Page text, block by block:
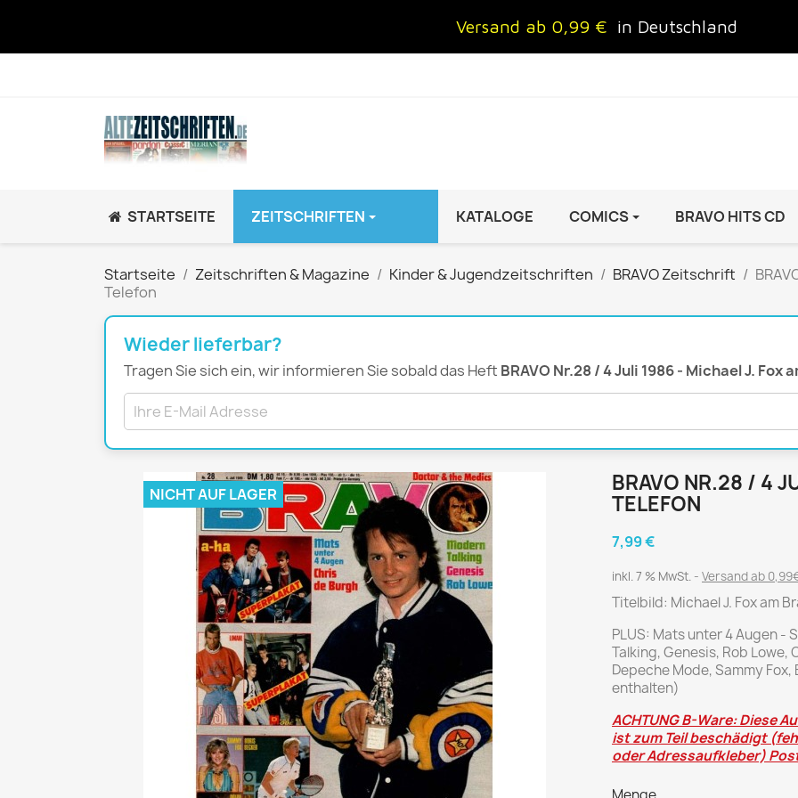
Versand ab 0,99 € in Deutschland
STARTSEITE ZEITSCHRIFTEN
JUGEND / KIND
BRAVO HipHop Special
hey!
POP Rocky
Yam!
FRAUEN
Cosmopolitan
InStyle
Shape
AUTO & MOTOR
auto motor sport Archiv
Broschüren
Gute Fahrt
Klassik Motorrad
MO Zeitschrift
Motor Klassik
Motorrad Classic
Oldtimer Markt
PS das Sport Motorrad
Rallye Racing
TOURENFAHRER
GESCHICHTE / POLITIK /
BOULEVARD
REISE &
KATALOGE COMICS BRAVO HITS CD
Startseite Zeitschriften & Magazine Kinder & Jugendzeitschriften BRAVO Zeitschrift
Telefon
Wieder lieferbar?
Tragen Sie sich ein, wir informieren Sie sobald das Heft BRAVO Nr.28 / 4 Juli 1986 - Michael J. Fox
NICHT AUF LAGER
BRAVO NR.28 / 4
TELEFON
7,99 €
inkl. 7 % MwSt. Versand ab
Titelbild: Michael J. Fox am
PLUS: Mats unter 4 Augen -
Talking, Genesis, Rob Lowe,
Depeche Mode, Sammy
enthalten)
ACHTUNG B-Ware: Diese
ist zum Teil beschädigt
oder Adressaufkleber)